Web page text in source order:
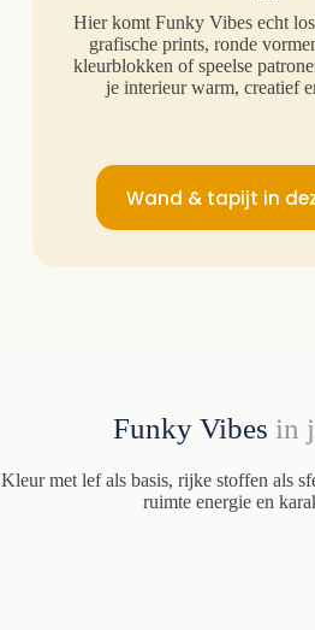
Hier komt Funky Vibes echt
grafische prints, ronde
kleurblokken of speelse
je interieur warm, creatief
Wand & tapijt in
Funky Vibes in
Kleur met lef als basis, rijke stoffen als
ruimte energie en